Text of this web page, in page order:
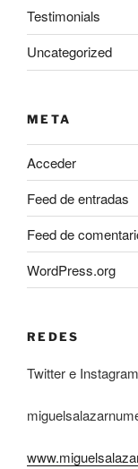
Testimonials
Uncategorized
META
Acceder
Feed de entradas
Feed de
WordPress.org
REDES
Twitter e Instagram